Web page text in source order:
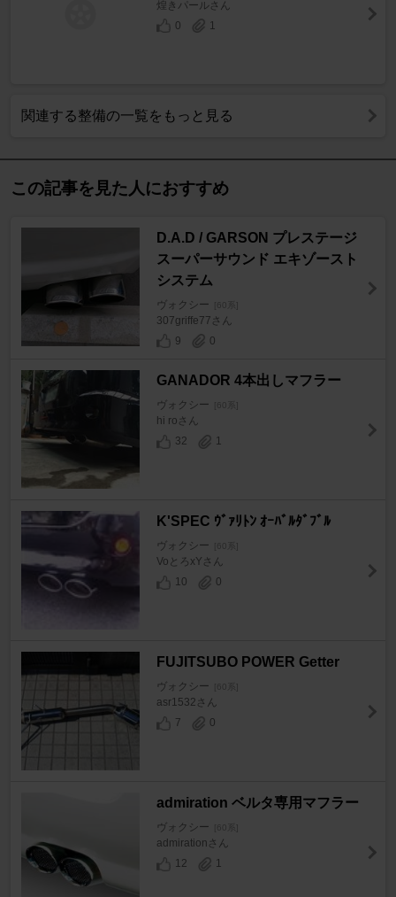
煌きパールさん
0
1
関連する整備の一覧をもっと見る
この記事を見た人におすすめ
D.A.D / GARSON プレステージ
スーパーサウンド エキゾースト
システム
ヴォクシー [60系]
307griffe77さん
9
0
GANADOR 4本出しマフラー
ヴォクシー [60系]
hi roさん
32
1
K'SPEC ｳﾞｧﾘﾄﾝ ｵｰﾊﾞﾙﾀﾞﾌﾞﾙ
ヴォクシー [60系]
VoとろxYさん
10
0
FUJITSUBO POWER Getter
ヴォクシー [60系]
asr1532さん
7
0
admiration ベルタ専用マフラー
ヴォクシー [60系]
admirationさん
12
1